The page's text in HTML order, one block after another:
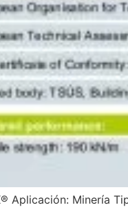
Aplicación: Minería